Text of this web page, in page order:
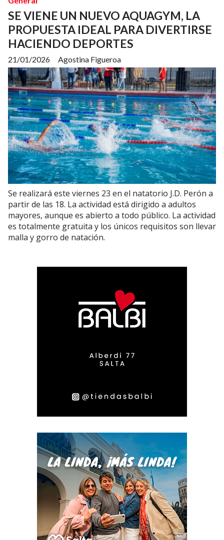
SE VIENE UN NUEVO AQUAGYM, LA
PROPUESTA IDEAL PARA DIVERTIRSE
HACIENDO DEPORTES
Agostina Figueroa
21/01/2026
Se realizará este viernes 23 en el natatorio J.D. Perón a
partir de las 18. La actividad está dirigido a adultos
mayores, aunque es abierto a todo público. La actividad
es totalmente gratuita y los únicos requisitos son llevar
malla y gorro de natación.